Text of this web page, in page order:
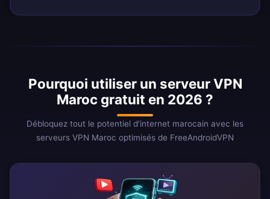
Pourquoi utiliser un serveur VPN
Maroc gratuit en 2026 ?
Débloquez tout le potentiel d'internet marocain avec les
serveurs VPN Maroc optimisés de FreeAndroidVPN